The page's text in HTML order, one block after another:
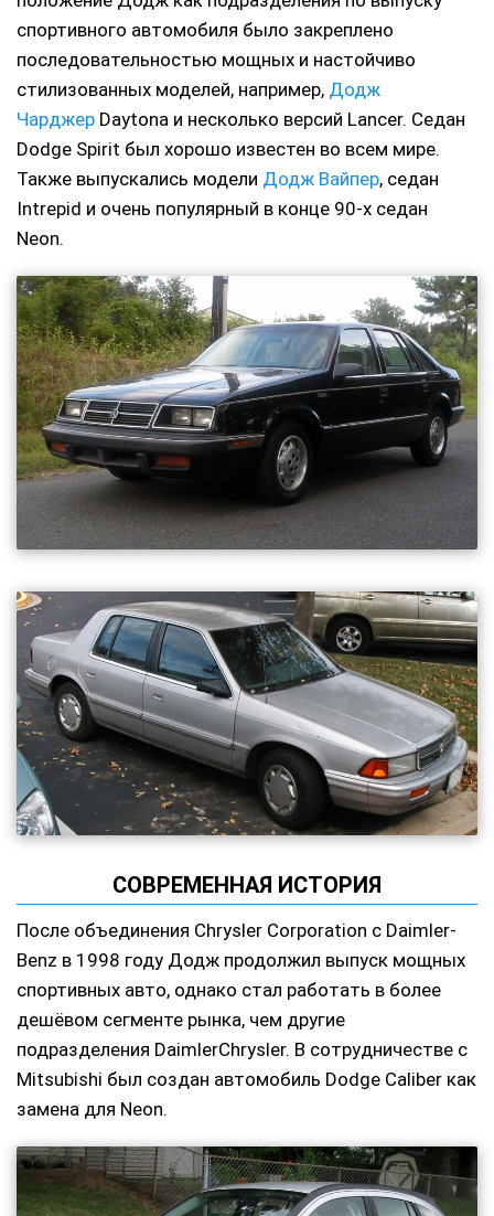
спортивного автомобиля было закреплено
последовательностью мощных и настойчиво
стилизованных моделей, например, Додж
Чарджер Daytona и несколько версий Lancer. Седан
Dodge Spirit был хорошо известен во всем мире.
Также выпускались модели Додж Вайпер, седан
Intrepid и очень популярный в конце 90-х седан
Neon.
СОВРЕМЕННАЯ ИСТОРИЯ
После объединения Chrysler Corporation с Daimler-
Benz в 1998 году Додж продолжил выпуск мощных
спортивных авто, однако стал работать в более
дешёвом сегменте рынка, чем другие
подразделения DaimlerChrysler. В сотрудничестве с
Mitsubishi был создан автомобиль Dodge Caliber как
замена для Neon.